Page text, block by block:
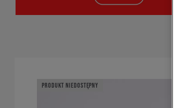
PRODUKT NIEDOSTĘPNY